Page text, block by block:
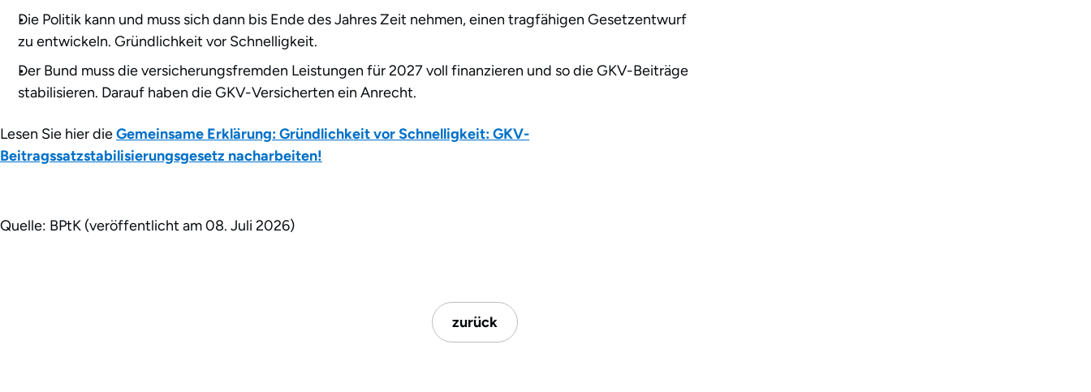
Die Politik kann und muss sich dann bis Ende des Jahres Zeit nehmen, einen tragfähigen Gesetzentwurf
zu entwickeln. Gründlichkeit vor Schnelligkeit.
Der Bund muss die versicherungsfremden Leistungen für 2027 voll finanzieren und so die GKV-Beiträge
stabilisieren. Darauf haben die GKV-Versicherten ein Anrecht.
Lesen Sie hier dieGemeinsame Erklärung: Gründlichkeit vor Schnelligkeit: GKV-
Beitragssatzstabilisierungsgesetz nacharbeiten!
Quelle: BPtK (veröffentlicht am 08. Juli 2026)
zurück